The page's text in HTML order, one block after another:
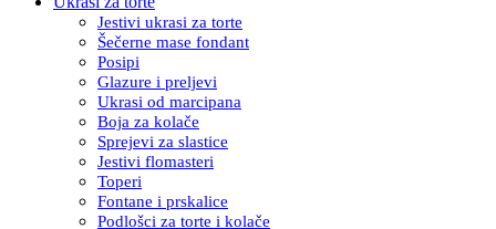
Jestivi ukrasi za torte
Šečerne mase fondant
Posipi
Glazure i preljevi
Ukrasi od marcipana
Boja za kolače
Sprejevi za slastice
Jestivi flomasteri
Toperi
Fontane i prskalice
Podlošci za torte i kolače